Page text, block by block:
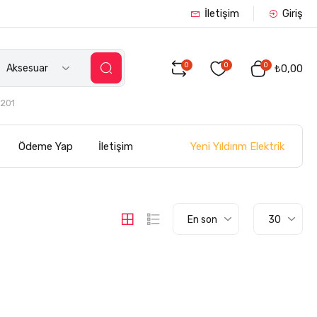
İletişim Giriş
Aksesuar 0 0 0 ₺0,00
Ödeme Yap İletişim Yeni Yıldırım Elektrik
En son 30